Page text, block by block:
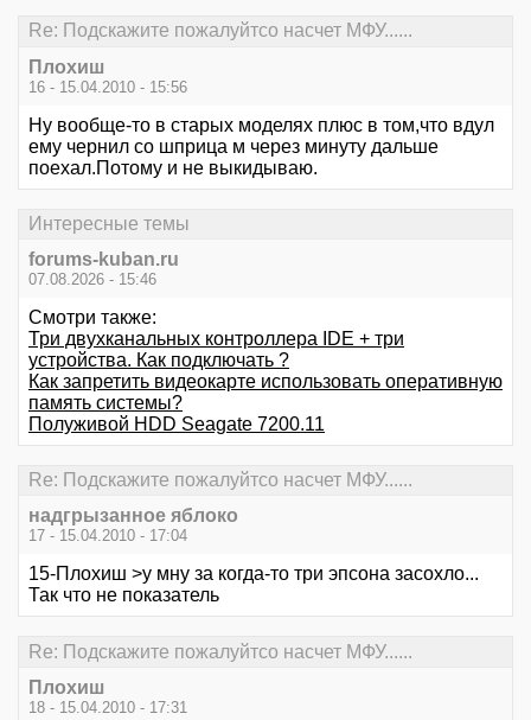
Re: Подскажите пожалуйтсо насчет МФУ......
Плохиш
16 - 15.04.2010 - 15:56
Ну вообще-то в старых моделях плюс в том,что вдул
ему чернил со шприца м через минуту дальше
поехал.Потому и не выкидываю.
Интересные темы
forums-kuban.ru
07.08.2026 - 15:46
Смотри также:
Три двухканальных контроллера IDE + три
устройства. Как подключать ?
Как запретить видеокарте использовать оперативную
память системы?
Полуживой HDD Seagate 7200.11
Re: Подскажите пожалуйтсо насчет МФУ......
надгрызанное яблоко
17 - 15.04.2010 - 17:04
15-Плохиш >у мну за когда-то три эпсона засохло...
Так что не показатель
Re: Подскажите пожалуйтсо насчет МФУ......
Плохиш
18 - 15.04.2010 - 17:31